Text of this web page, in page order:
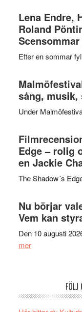
Trustorhärvan
–
fascinerande,
spännande
och
mycket
att
tänka
Lena Endre,
Roland
Efter en sommar
sång, musik,
Under
Edge – rolig
en Jackie
The Shadow´s
Nu börjar
Vem kan
Den 10 augusti
merom
FÖLJ